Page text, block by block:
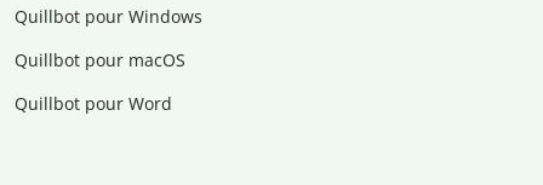
Quillbot pour Windows
Quillbot pour macOS
Quillbot pour Word